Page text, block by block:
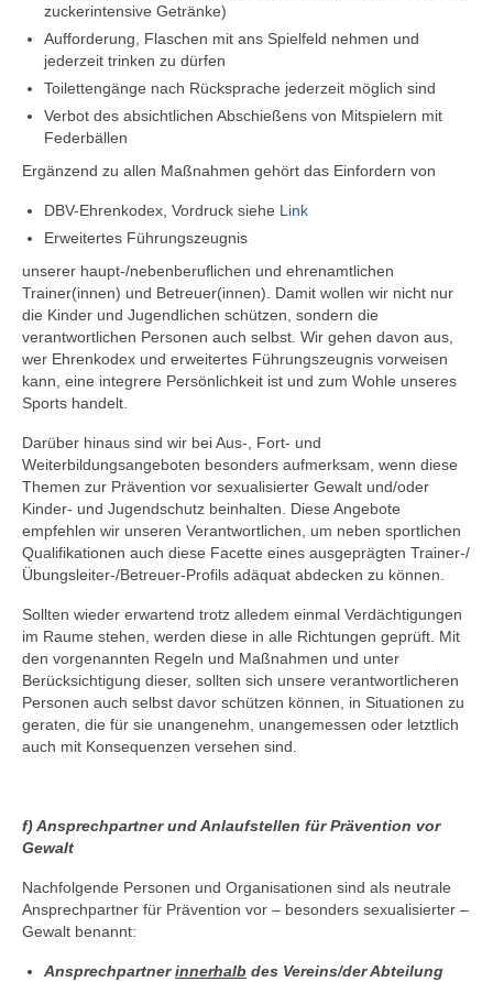
zuckerintensive Getränke)
Aufforderung, Flaschen mit ans Spielfeld nehmen und
jederzeit trinken zu dürfen
Toilettengänge nach Rücksprache jederzeit möglich sind
Verbot des absichtlichen Abschießens von Mitspielern mit
Federbällen
Ergänzend zu allen Maßnahmen gehört das Einfordern von
DBV-Ehrenkodex, Vordruck siehe Link
Erweitertes Führungszeugnis
unserer haupt-/nebenberuflichen und ehrenamtlichen
Trainer(innen) und Betreuer(innen). Damit wollen wir nicht nur
die Kinder und Jugendlichen schützen, sondern die
verantwortlichen Personen auch selbst. Wir gehen davon aus,
wer Ehrenkodex und erweitertes Führungszeugnis vorweisen
kann, eine integrere Persönlichkeit ist und zum Wohle unseres
Sports handelt.
Darüber hinaus sind wir bei Aus-, Fort- und
Weiterbildungsangeboten besonders aufmerksam, wenn diese
Themen zur Prävention vor sexualisierter Gewalt und/oder
Kinder- und Jugendschutz beinhalten. Diese Angebote
empfehlen wir unseren Verantwortlichen, um neben sportlichen
Qualifikationen auch diese Facette eines ausgeprägten Trainer-/
Übungsleiter-/Betreuer-Profils adäquat abdecken zu können.
Sollten wieder erwartend trotz alledem einmal Verdächtigungen
im Raume stehen, werden diese in alle Richtungen geprüft. Mit
den vorgenannten Regeln und Maßnahmen und unter
Berücksichtigung dieser, sollten sich unsere verantwortlicheren
Personen auch selbst davor schützen können, in Situationen zu
geraten, die für sie unangenehm, unangemessen oder letztlich
auch mit Konsequenzen versehen sind.
f) Ansprechpartner und Anlaufstellen für Prävention vor
Gewalt
Nachfolgende Personen und Organisationen sind als neutrale
Ansprechpartner für Prävention vor – besonders sexualisierter –
Gewalt benannt:
Ansprechpartnerinnerhalb des Vereins/der Abteilung